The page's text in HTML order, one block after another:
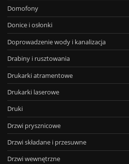
Domofony
Donice i osłonki
Doprowadzenie wody i kanalizacja
Drabiny i rusztowania
Drukarki atramentowe
Drukarki laserowe
Druki
Drzwi prysznicowe
Drzwi składane i przesuwne
Drzwi wewnętrzne